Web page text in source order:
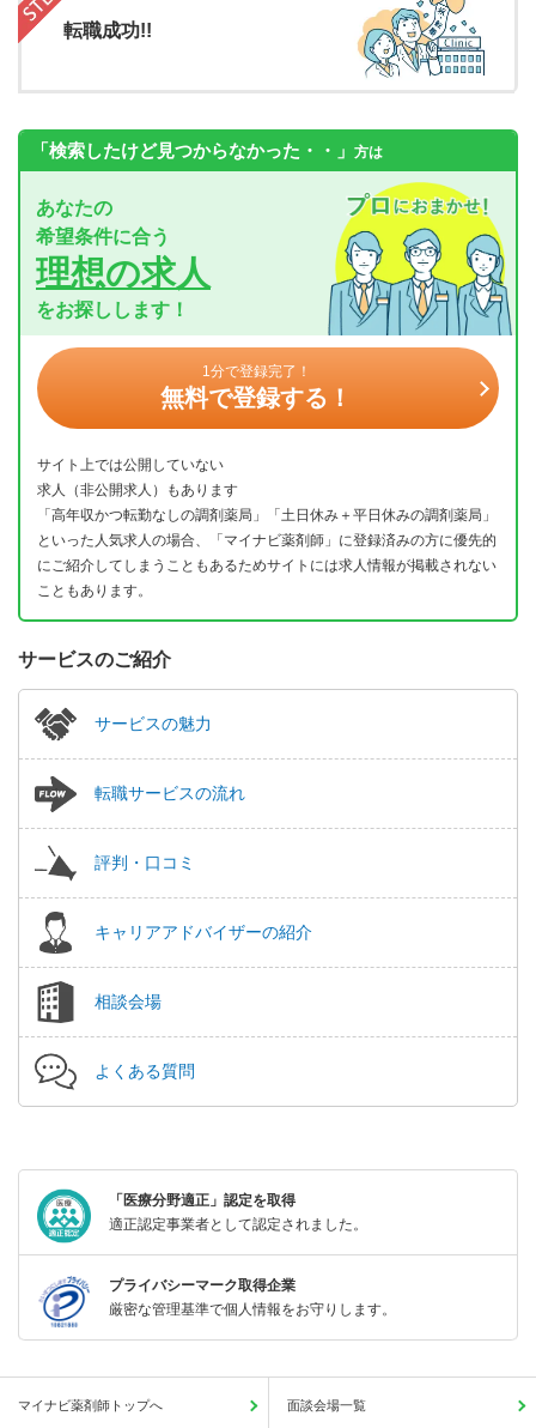
転職成功!!
「検索したけど見つからなかった・・」 方は
あなたの
希望条件に合う
理想の求人
をお探しします！
1分で登録完了！
無料で登録する！
サイト上では公開していない
求人（非公開求人）もあります
「高年収かつ転勤なしの調剤薬局」「土日休み＋平日休みの調剤薬局」
といった人気求人の場合、「マイナビ薬剤師」に登録済みの方に優先的
にご紹介してしまうこともあるためサイトには求人情報が掲載されない
こともあります。
サービスのご紹介
サービスの魅力
転職サービスの流れ
評判・口コミ
キャリアアドバイザーの紹介
相談会場
よくある質問
「医療分野適正」認定を取得
適正認定事業者として認定されました。
プライバシーマーク取得企業
厳密な管理基準で個人情報をお守りします。
マイナビ薬剤師トップへ 面談会場一覧